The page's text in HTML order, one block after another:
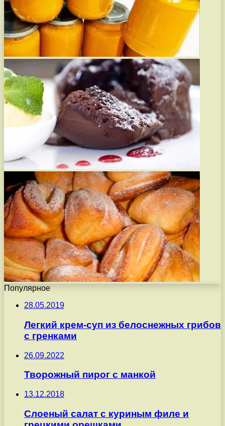
Популярное
28.05.2019
Легкий крем-суп из белоснежных грибов
с гренками
26.09.2022
Творожный пирог с манкой
13.12.2018
Слоеный салат с куриным филе и